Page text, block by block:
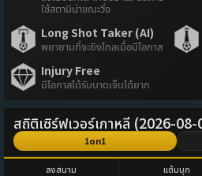
ใช้สตามิน่าขณะวิ่ง
Long Shot Taker (AI)
พยายามที่จะยิงไกลเมื่อมีโอกาส
Injury Free
มีโอกาสได้รับบาดเจ็บได้ยาก
สถิติเซิร์ฟเวอร์เกาหลี (2026-08-
1on1
ลงสนาม แต้มบุก